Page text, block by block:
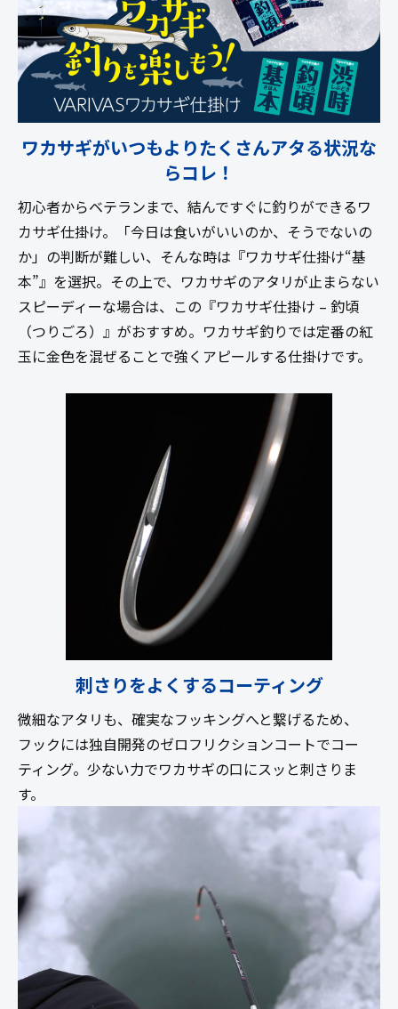
ワカサギがいつもよりたくさんアタる状況な
らコレ！
初心者からベテランまで、結んですぐに釣りができるワ
カサギ仕掛け。「今日は食いがいいのか、そうでないの
か」の判断が難しい、そんな時は『ワカサギ仕掛け“基
本”』を選択。その上で、ワカサギのアタリが止まらない
スピーディーな場合は、この『ワカサギ仕掛け – 釣頃
（つりごろ）』がおすすめ。ワカサギ釣りでは定番の紅
玉に金色を混ぜることで強くアピールする仕掛けです。
刺さりをよくするコーティング
微細なアタリも、確実なフッキングへと繋げるため、
フックには独自開発のゼロフリクションコートでコー
ティング。少ない力でワカサギの口にスッと刺さりま
す。